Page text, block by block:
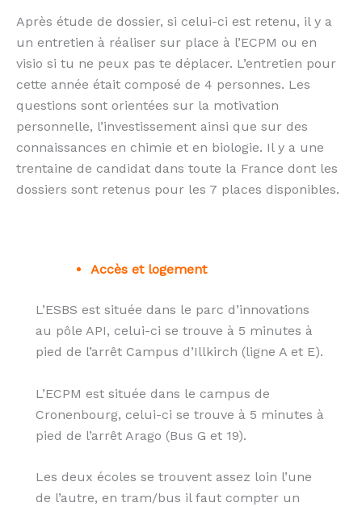
Après étude de dossier, si celui-ci est retenu, il y a
un entretien à réaliser sur place à l’ECPM ou en
visio si tu ne peux pas te déplacer. L’entretien pour
cette année était composé de 4 personnes. Les
questions sont orientées sur la motivation
personnelle, l’investissement ainsi que sur des
connaissances en chimie et en biologie. Il y a une
trentaine de candidat dans toute la France dont les
dossiers sont retenus pour les 7 places disponibles.
Accès et logement
L’ESBS est située dans le parc d’innovations
au pôle API, celui-ci se trouve à 5 minutes à
pied de l’arrêt Campus d’Illkirch (ligne A et E).
L’ECPM est située dans le campus de
Cronenbourg, celui-ci se trouve à 5 minutes à
pied de l’arrêt Arago (Bus G et 19).
Les deux écoles se trouvent assez loin l’une
de l’autre, en tram/bus il faut compter un